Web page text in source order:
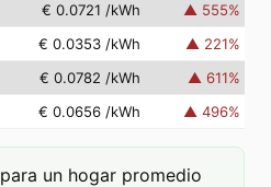
€ 0.0721 /kWh ▲ 555%
€ 0.0353 /kWh ▲ 221%
€ 0.0782 /kWh ▲ 611%
€ 0.0656 /kWh ▲ 496%
para un hogar promedio